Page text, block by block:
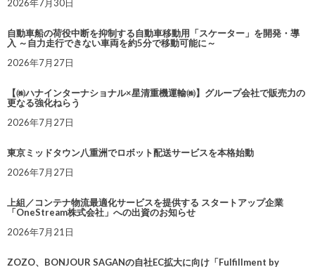
2026年7月30日
自動車船の荷役中断を抑制する自動車移動用「スケーター」を開発・導
入 ～自力走行できない車両を約5分で移動可能に～
2026年7月27日
【㈱ハナインターナショナル×星清重機運輸㈱】グループ会社で販売力の
更なる強化ねらう
2026年7月27日
東京ミッドタウン八重洲でロボット配送サービスを本格始動
2026年7月27日
上組／コンテナ物流最適化サービスを提供する スタートアップ企業
「OneStream株式会社」への出資のお知らせ
2026年7月21日
ZOZO、BONJOUR SAGANの自社EC拡大に向け「Fulfillment by